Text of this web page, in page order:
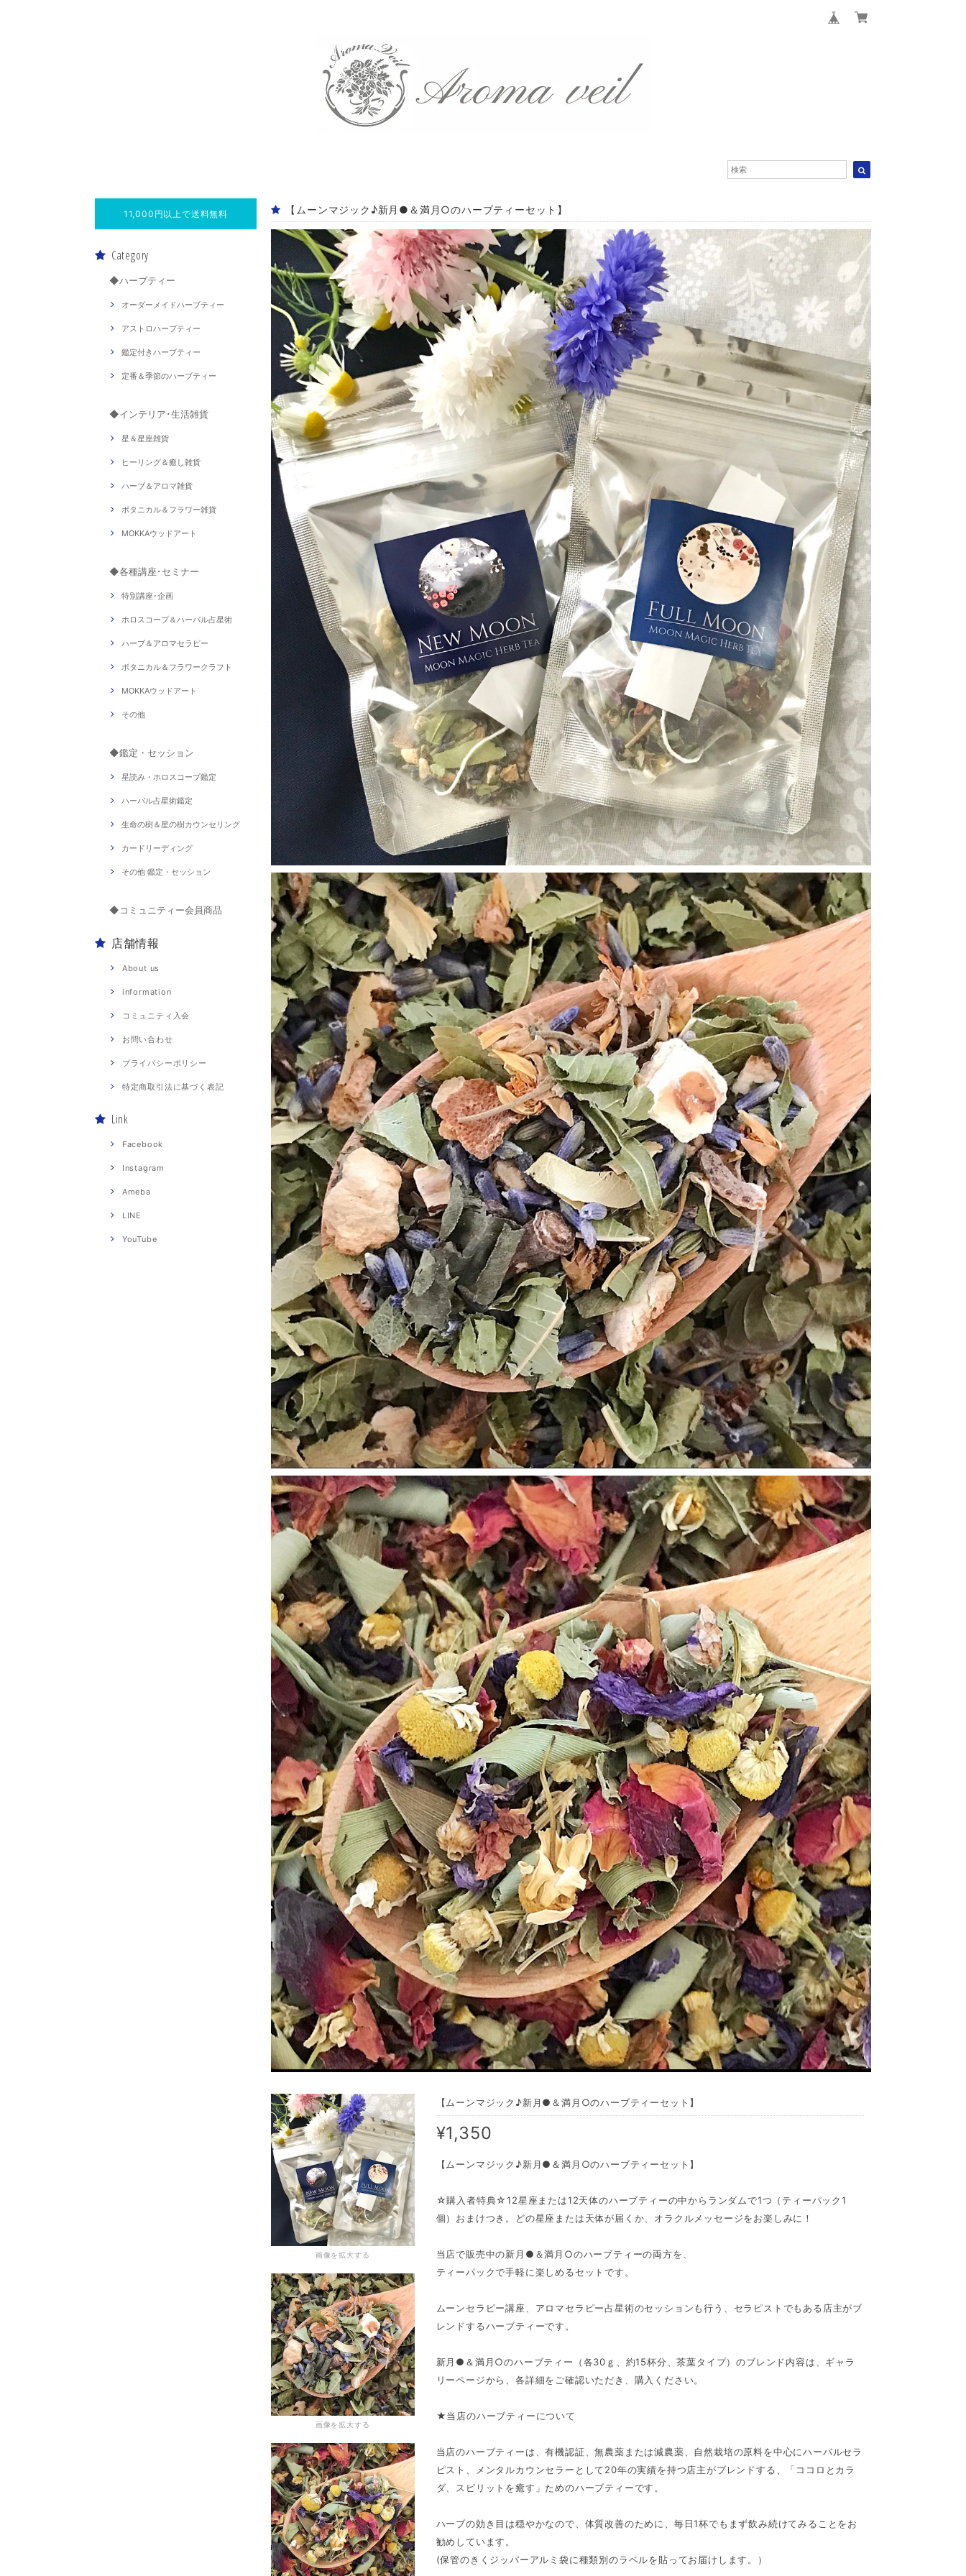
11,000円以上で送料無料
Category
◆ハーブティー
オーダーメイドハーブティー
アストロハーブティー
鑑定付きハーブティー
定番＆季節のハーブティー
◆インテリア･生活雑貨
星＆星座雑貨
ヒーリング＆癒し雑貨
ハーブ＆アロマ雑貨
ボタニカル＆フラワー雑貨
MOKKAウッドアート
◆各種講座･セミナー
特別講座･企画
ホロスコープ＆ハーバル占星術
ハーブ＆アロマセラピー
ボタニカル＆フラワークラフト
MOKKAウッドアート
その他
◆鑑定・セッション
星読み・ホロスコープ鑑定
ハーバル占星術鑑定
生命の樹＆星の樹カウンセリング
カードリーディング
その他 鑑定・セッション
◆コミュニティー会員商品
店舗情報
About us
information
コミュニティ入会
お問い合わせ
プライバシーポリシー
特定商取引法に基づく表記
Link
Facebook
Instagram
Ameba
LINE
YouTube
【ムーンマジック♪新月●＆満月○のハーブティーセット】
画像を拡大する
画像を拡大する
【ムーンマジック♪新月●＆満月○のハーブティーセット】
¥1,350
【ムーンマジック♪新月●＆満月○のハーブティーセット】
☆購入者特典☆12星座または12天体のハーブティーの中からランダムで1つ（ティーパック1
個）おまけつき。どの星座または天体が届くか、オラクルメッセージをお楽しみに！
当店で販売中の新月●＆満月○のハーブティーの両方を、
ティーパックで手軽に楽しめるセットです。
ムーンセラピー講座、アロマセラピー占星術のセッションも行う、セラピストでもある店主がブ
レンドするハーブティーです。
新月●＆満月○のハーブティー（各30ｇ、約15杯分、茶葉タイプ）のブレンド内容は、ギャラ
リーページから、各詳細をご確認いただき、購入ください。
★当店のハーブティーについて
当店のハーブティーは、有機認証、無農薬または減農薬、自然栽培の原料を中心にハーバルセラ
ピスト、メンタルカウンセラーとして20年の実績を持つ店主がブレンドする、「ココロとカラ
ダ、スピリットを癒す」ためのハーブティーです。
ハーブの効き目は穏やかなので、体質改善のために、毎日1杯でもまず飲み続けてみることをお
勧めしています。
(保管のきくジッパーアルミ袋に種類別のラベルを貼ってお届けします。）